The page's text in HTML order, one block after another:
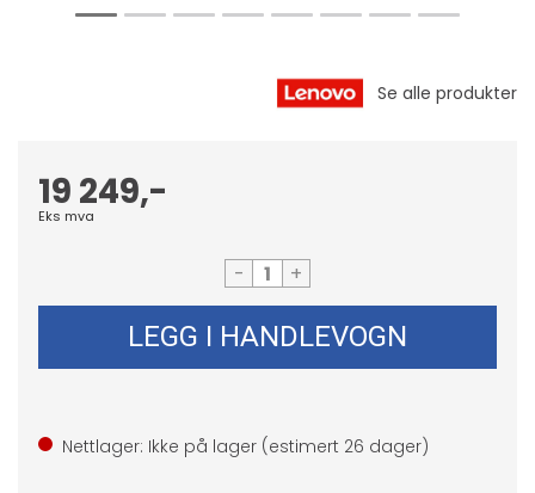
19 249,-
Eks mva
- +
LEGG I HANDLEVOGN
Nettlager: Ikke på lager (estimert 26 dager)